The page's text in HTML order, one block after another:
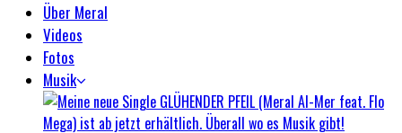
Über Meral
Videos
Fotos
Musik